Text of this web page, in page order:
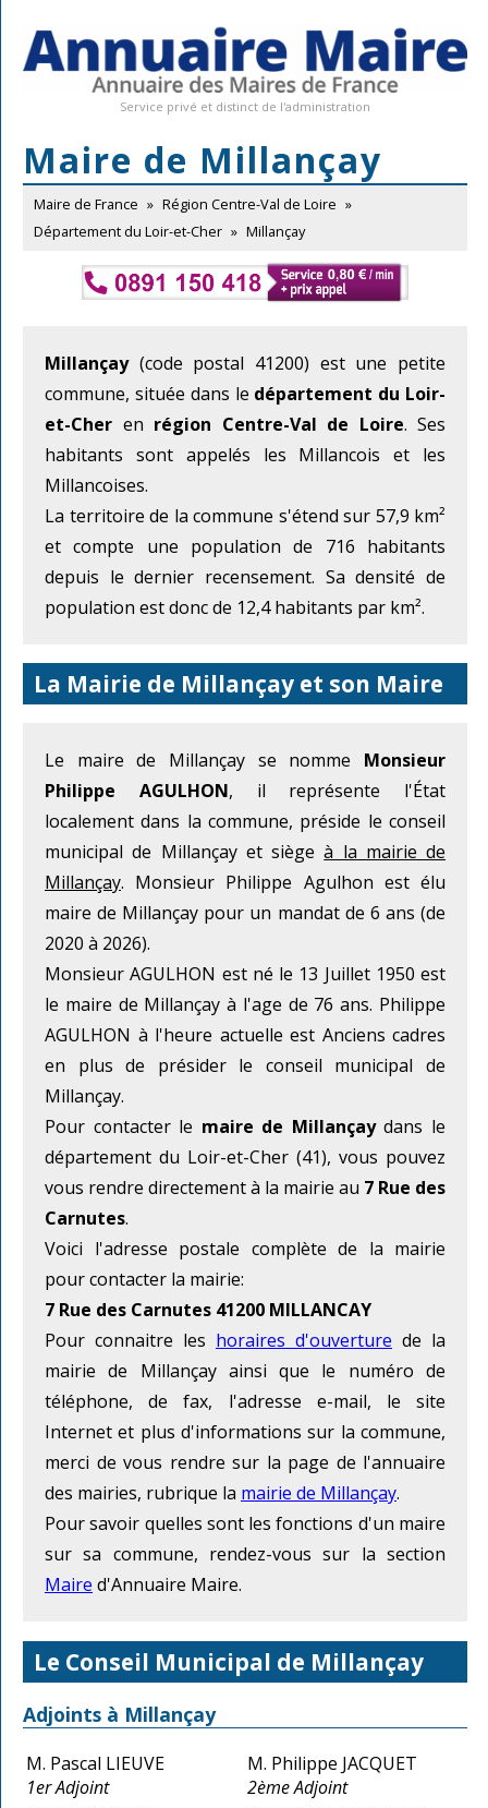
Service privé et distinct de l'administration
Maire de Millançay
Maire de France » Région Centre-Val de Loire »
Département du Loir-et-Cher » Millançay
Millançay(code postal 41200) est une petite
commune, située dans le département du Loir-
et-Cher en région Centre-Val de Loire. Ses
habitants sont appelés les Millancois et les
Millancoises.
La territoire de la commune s'étend sur 57,9 km²
et compte une population de 716 habitants
depuis le dernier recensement. Sa densité de
population est donc de 12,4 habitants par km².
La Mairie de Millançay et son Maire
Le maire de Millançay se nomme Monsieur
Philippe AGULHON, il représente l'État
localement dans la commune, préside le conseil
municipal de Millançay et siègeà la mairie de
Millançay. Monsieur Philippe Agulhon est élu
maire de Millançay pour un mandat de 6 ans (de
2020 à 2026).
Monsieur AGULHON est né le 13 Juillet 1950 est
le maire de Millançay à l'age de 76 ans. Philippe
AGULHON à l'heure actuelle est Anciens cadres
en plus de présider le conseil municipal de
Millançay.
Pour contacter le maire de Millançaydans le
département du Loir-et-Cher (41), vous pouvez
vous rendre directement à la mairie au 7 Rue des
Carnutes.
Voici l'adresse postale complète de la mairie
pour contacter la mairie:
7 Rue des Carnutes 41200 MILLANCAY
Pour connaitre les horaires d'ouverture de la
mairie de Millançay ainsi que le numéro de
téléphone, de fax, l'adresse e-mail, le site
Internet et plus d'informations sur la commune,
merci de vous rendre sur la page de l'annuaire
des mairies, rubrique la mairie de Millançay.
Pour savoir quelles sont les fonctions d'un maire
sur sa commune, rendez-vous sur la section
Maire d'Annuaire Maire.
Le Conseil Municipal de Millançay
Adjoints à Millançay
M. Pascal LIEUVE
1er Adjoint
M. Philippe JACQUET
2ème Adjoint